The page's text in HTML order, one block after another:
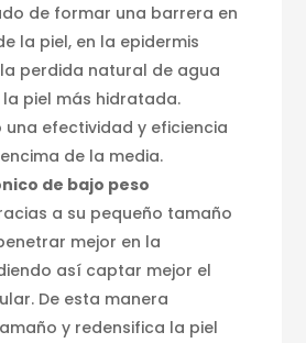
de formar una barrera en
la piel, en la epidermis
perdida natural de agua
piel más hidratada.
una efectividad y eficiencia
de la media.
de bajo peso
a su pequeño tamaño
mejor en la
así captar mejor el
De esta manera
y redensifica la piel